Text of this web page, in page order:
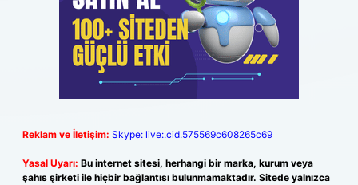
Reklam ve İletişim: Skype: live:.cid.575569c608265c69
Yasal Uyarı: Bu internet sitesi, herhangi bir marka, kurum veya
şahıs şirketi ile hiçbir bağlantısı bulunmamaktadır. Sitede yalnızca